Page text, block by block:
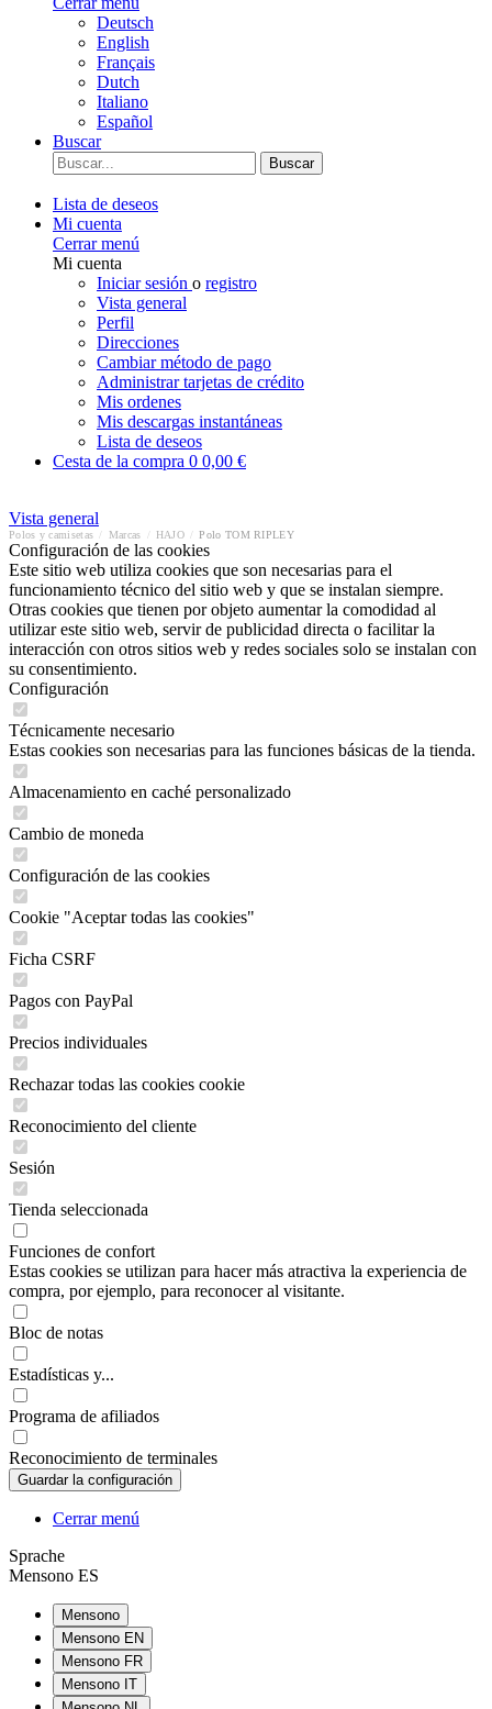
Deutsch
English
Français
Dutch
Italiano
Español
Buscar
Buscar
Lista de deseos
Mi cuenta
Cerrar menú
Mi cuenta
Iniciar sesión o registro
Vista general
Perfil
Direcciones
Cambiar método de pago
Administrar tarjetas de crédito
Mis ordenes
Mis descargas instantáneas
Lista de deseos
Cesta de la compra 0 0,00 €
Vista general
Polos y camisetas Marcas HAJO Polo TOM RIPLEY
Configuración de las cookies
Este sitio web utiliza cookies que son necesarias para el
funcionamiento técnico del sitio web y que se instalan siempre.
Otras cookies que tienen por objeto aumentar la comodidad al
utilizar este sitio web, servir de publicidad directa o facilitar la
interacción con otros sitios web y redes sociales solo se instalan con
su consentimiento.
Configuración
Técnicamente necesario
Estas cookies son necesarias para las funciones básicas de la tienda.
Almacenamiento en caché personalizado
Cambio de moneda
Configuración de las cookies
Cookie "Aceptar todas las cookies"
Ficha CSRF
Pagos con PayPal
Precios individuales
Rechazar todas las cookies cookie
Reconocimiento del cliente
Sesión
Tienda seleccionada
Funciones de confort
Estas cookies se utilizan para hacer más atractiva la experiencia de
compra, por ejemplo, para reconocer al visitante.
Bloc de notas
Estadísticas y...
Programa de afiliados
Reconocimiento de terminales
Cerrar menú
Sprache
Mensono ES
Mensono
Mensono EN
Mensono FR
Mensono IT